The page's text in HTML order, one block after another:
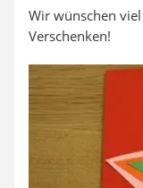
Wir wünschen
Verschenken!